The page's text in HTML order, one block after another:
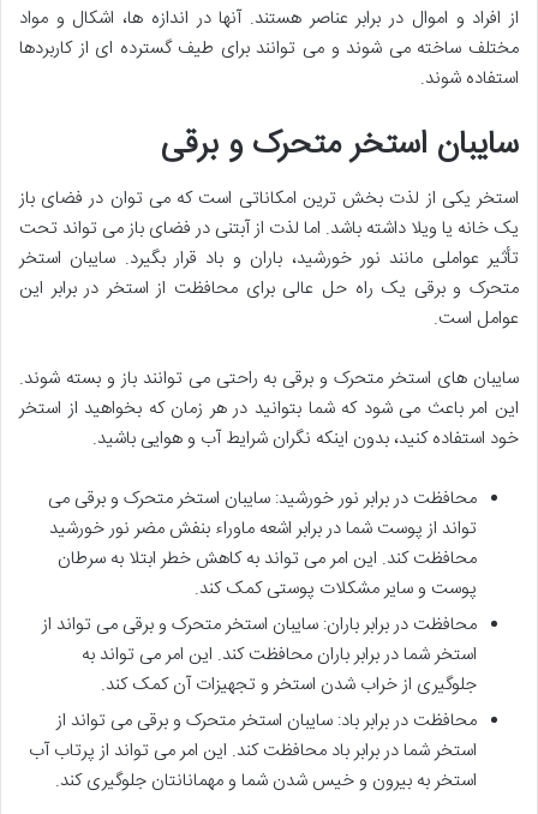
از افراد و اموال در برابر عناصر هستند. آنها در اندازه ها، اشکال و مواد
مختلف ساخته می شوند و می توانند برای طیف گسترده ای از کاربردها
استفاده شوند.
سایبان استخر متحرک و برقی
استخر یکی از لذت بخش ترین امکاناتی است که می توان در فضای باز
یک خانه یا ویلا داشته باشد. اما لذت از آبتنی در فضای باز می تواند تحت
تأثیر عواملی مانند نور خورشید، باران و باد قرار بگیرد. سایبان استخر
متحرک و برقی یک راه حل عالی برای محافظت از استخر در برابر این
عوامل است.
سایبان های استخر متحرک و برقی به راحتی می توانند باز و بسته شوند.
این امر باعث می شود که شما بتوانید در هر زمان که بخواهید از استخر
خود استفاده کنید، بدون اینکه نگران شرایط آب و هوایی باشید.
محافظت در برابر نور خورشید: سایبان استخر متحرک و برقی می
تواند از پوست شما در برابر اشعه ماوراء بنفش مضر نور خورشید
محافظت کند. این امر می تواند به کاهش خطر ابتلا به سرطان
پوست و سایر مشکلات پوستی کمک کند.
محافظت در برابر باران: سایبان استخر متحرک و برقی می تواند از
استخر شما در برابر باران محافظت کند. این امر می تواند به
جلوگیری از خراب شدن استخر و تجهیزات آن کمک کند.
محافظت در برابر باد: سایبان استخر متحرک و برقی می تواند از
استخر شما در برابر باد محافظت کند. این امر می تواند از پرتاب آب
استخر به بیرون و خیس شدن شما و مهمانانتان جلوگیری کند.